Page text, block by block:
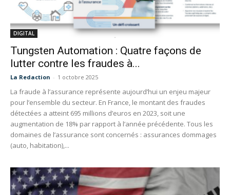
DIGITAL
Tungsten Automation : Quatre façons de
lutter contre les fraudes à...
La Redaction - 1 octobre 2025
La fraude à l’assurance représente aujourd’hui un enjeu majeur
pour l’ensemble du secteur. En France, le montant des fraudes
détectées a atteint 695 millions d’euros en 2023, soit une
augmentation de 18% par rapport à l’année précédente. Tous les
domaines de l’assurance sont concernés : assurances dommages
(auto, habitation),...